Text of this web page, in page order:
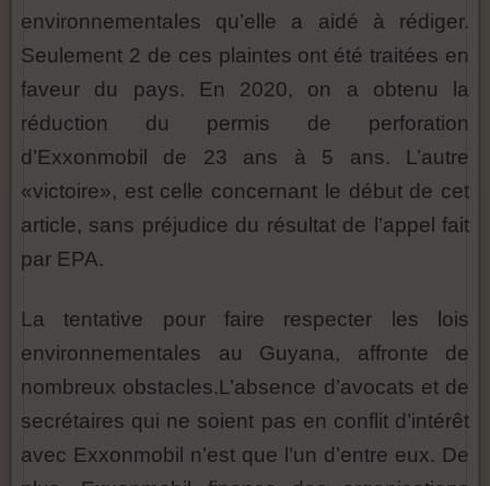
environnementales qu’elle a aidé à rédiger.
Seulement 2 de ces plaintes ont été traitées en
faveur du pays. En 2020, on a obtenu la
réduction du permis de perforation
d’Exxonmobil de 23 ans à 5 ans. L’autre
«victoire», est celle concernant le début de cet
article, sans préjudice du résultat de l’appel fait
par EPA.
La tentative pour faire respecter les lois
environnementales au Guyana, affronte de
nombreux obstacles.L’absence d’avocats et de
secrétaires qui ne soient pas en conflit d’intérêt
avec Exxonmobil n’est que l’un d’entre eux. De